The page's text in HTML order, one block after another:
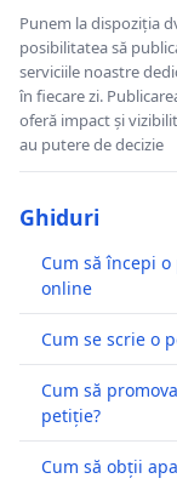
Punem la dispoziția
posibilitatea să
serviciile noastre
în fiecare zi.
oferă impact și
au putere de decizie
Ghiduri
Cum să începi
online
Cum se scrie o
Cum să
petiție?
Cum să obții